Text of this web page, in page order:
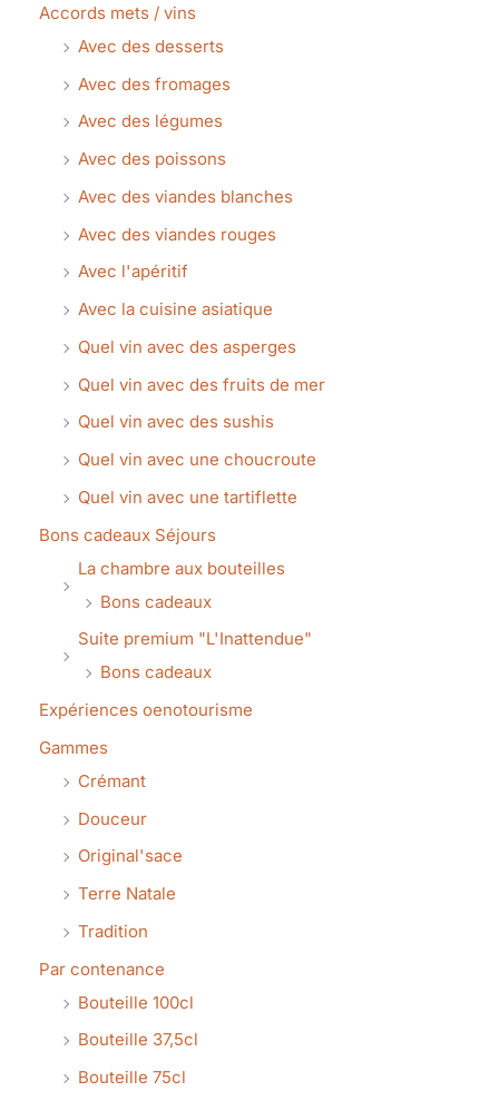
Accords mets / vins
Avec des desserts
Avec des fromages
Avec des légumes
Avec des poissons
Avec des viandes blanches
Avec des viandes rouges
Avec l'apéritif
Avec la cuisine asiatique
Quel vin avec des asperges
Quel vin avec des fruits de mer
Quel vin avec des sushis
Quel vin avec une choucroute
Quel vin avec une tartiflette
Bons cadeaux Séjours
La chambre aux bouteilles
Bons cadeaux
Suite premium "L'Inattendue"
Bons cadeaux
Expériences oenotourisme
Gammes
Crémant
Douceur
Original'sace
Terre Natale
Tradition
Par contenance
Bouteille 100cl
Bouteille 37,5cl
Bouteille 75cl